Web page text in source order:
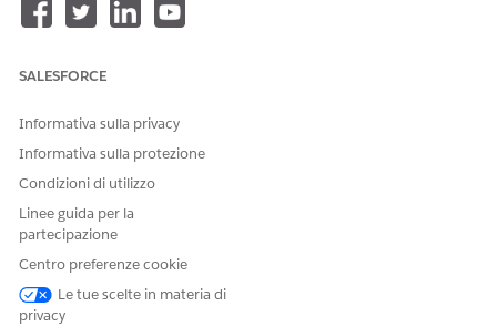
Facci sapere, così possiamo migliorare!
SALESFORCE
Informativa sulla privacy
Informativa sulla protezione
Condizioni di utilizzo
Linee guida per la
partecipazione
Centro preferenze cookie
Le tue scelte in materia di
privacy